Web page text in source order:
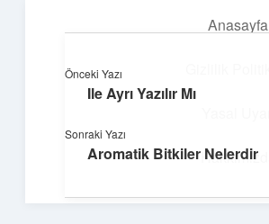
Anasayfa
Hakkımızda
Topluluk ve İlham
Önceki Yazı
Ile Ayrı Yazılır Mı
Sonraki Yazı
Aromatik Bitkiler Nelerdir